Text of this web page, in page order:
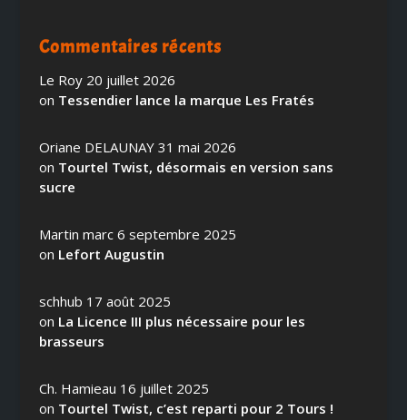
Commentaires récents
Le Roy 20 juillet 2026
on Tessendier lance la marque Les Fratés
Oriane DELAUNAY 31 mai 2026
on Tourtel Twist, désormais en version sans
sucre
Martin marc 6 septembre 2025
on Lefort Augustin
schhub 17 août 2025
on La Licence III plus nécessaire pour les
brasseurs
Ch. Hamieau 16 juillet 2025
on Tourtel Twist, c’est reparti pour 2 Tours !